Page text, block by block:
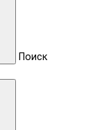
Поиск